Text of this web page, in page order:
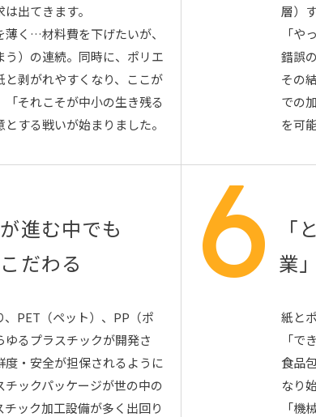
出てきます。
く…材料費を下げたいが、
）の連続。同時に、ポリエ
剥がれやすくなり、ここが
それこそが中小の生き残る
する戦いが始まりました。
層）
「
錯誤
その
での
を可
進む中でも
だわる
PET（ペット）、PP（ポ
るプラスチックが開発さ
・安全が担保されるように
ックパッケージが世の中の
ック加工設備が多く出回り
6
「
業
紙と
「で
食品
なり
「